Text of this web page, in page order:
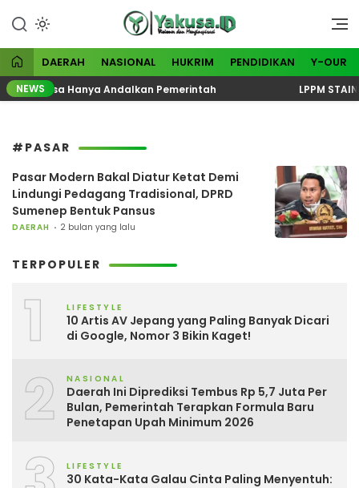
konten
Yakusa
Visioner dan Menginspirasi
DAERAH NASIONAL HUKRIM PENDIDIKAN Y-OUR
NEWS
Tak Bisa Hanya Andalkan Pemerintah LPPM
#PASAR
Pasar Modern Bakal Diatur Ketat Demi
Lindungi Pedagang Tradisional, DPRD
Sumenep Bentuk Pansus
DAERAH 2 bulan yang lalu
TERPOPULER
1 LIFESTYLE
10 Artis AV Jepang yang Paling Banyak Dicari
di Google, Nomor 3 Bikin Kaget!
2 NASIONAL
Daerah Ini Diprediksi Tembus Rp 5,7 Juta Per
Bulan, Pemerintah Terapkan Formula Baru
Penetapan Upah Minimum 2026
LIFESTYLE
30 Kata-Kata Galau Cinta Paling Menyentuh: